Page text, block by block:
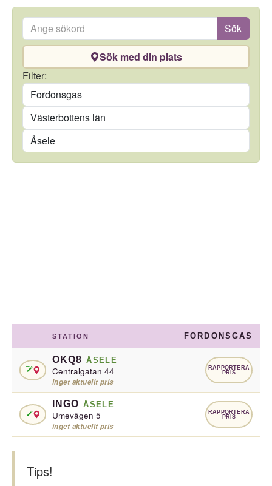
Ange sökord Sök
Sök med din plats
Filter:
Län
Kommun
STATION FORDONSGAS
OKQ8 ÅSELE
Centralgatan 44
inget aktuellt pris
RAPPORTERA
PRIS
INGO ÅSELE
Umevägen 5
inget aktuellt pris
RAPPORTERA
PRIS
Tips!